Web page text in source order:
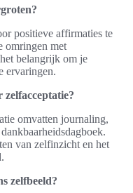
positieve affirmaties te
omringen met
belangrijk om je
ervaringen.
omvatten journaling,
van zelfinzicht en het
zelfbeeld?